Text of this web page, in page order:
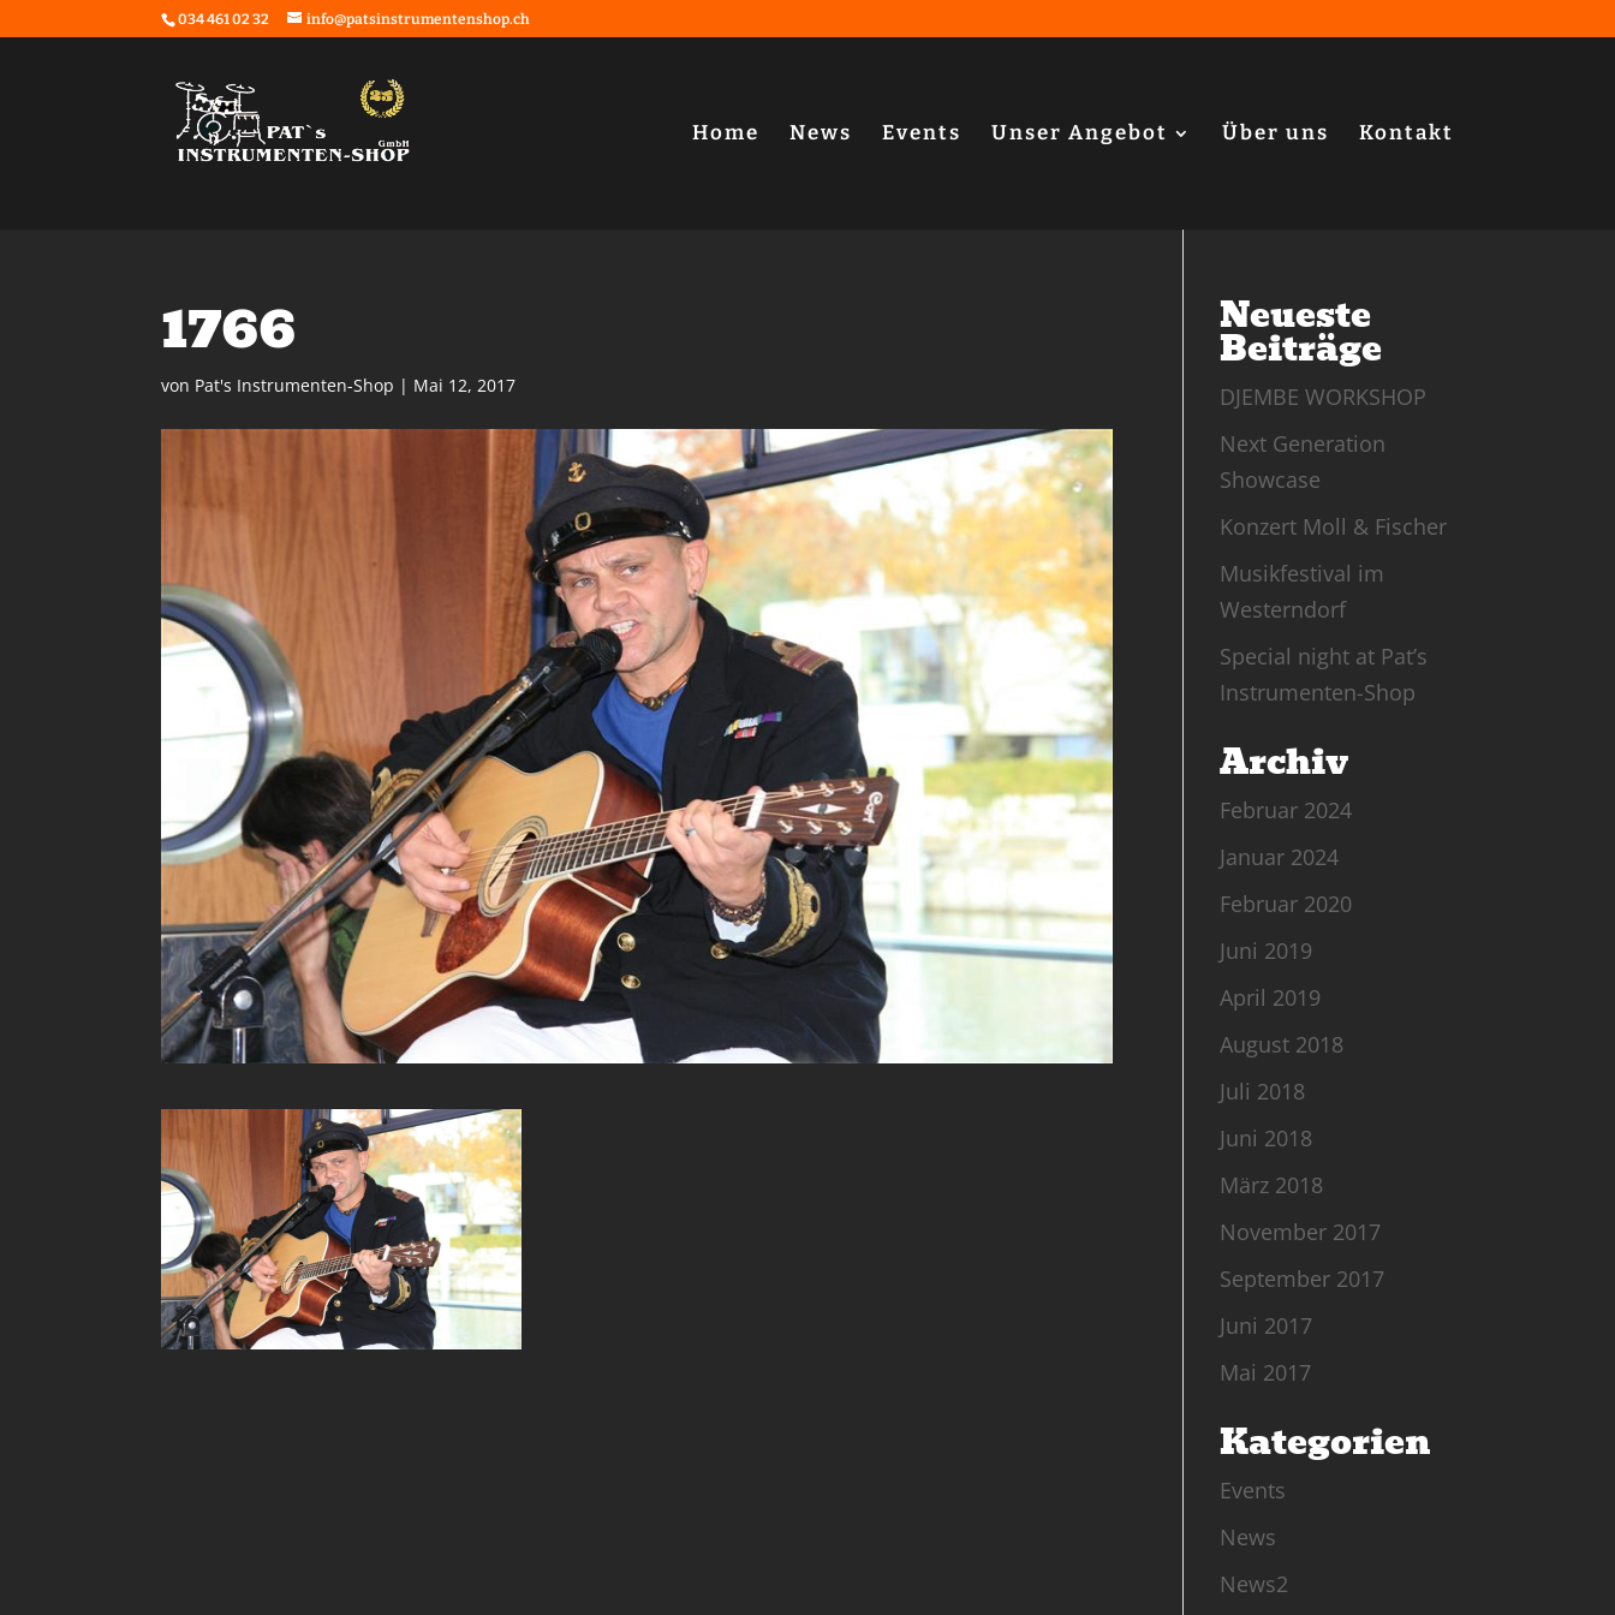
034 461 02 32 info@patsinstrumentenshop.ch
Home News Events Unser Angebot Über uns Kontakt
1766
von Pat's Instrumenten-Shop | Mai 12, 2017
Neueste
Beiträge
DJEMBE WORKSHOP
Next Generation
Showcase
Konzert Moll & Fischer
Musikfestival im
Westerndorf
Special night at Pat’s
Instrumenten-Shop
Archiv
Februar 2024
Januar 2024
Februar 2020
Juni 2019
April 2019
August 2018
Juli 2018
Juni 2018
März 2018
November 2017
September 2017
Juni 2017
Mai 2017
Kategorien
Events
News
News2